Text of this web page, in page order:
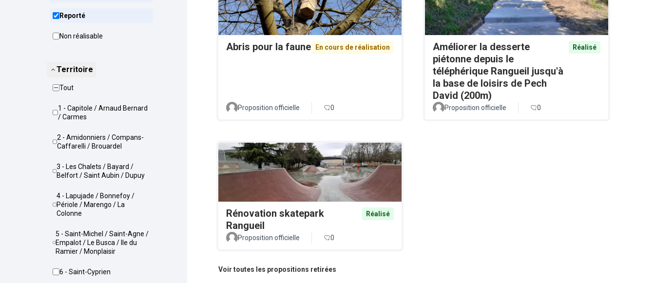
Reporté
Non réalisable
Territoire
Tout
1 - Capitole / Arnaud Bernard
/ Carmes
2 - Amidonniers / Compans-
Caffarelli / Brouardel
3 - Les Chalets / Bayard /
Belfort / Saint Aubin / Dupuy
4 - Lapujade / Bonnefoy /
Périole / Marengo / La
Colonne
5 - Saint-Michel / Saint-Agne /
Empalot / Le Busca / Ile du
Ramier / Monplaisir
6 - Saint-Cyprien
Abris pour la faune En cours de réalisation
Proposition officielle 0
Améliorer la desserte
piétonne depuis le
téléphérique Rangueil jusqu'à
la base de loisirs de Pech
David (200m)
Réalisé
Proposition officielle 0
Rénovation skatepark
Rangueil
Réalisé
Proposition officielle 0
Voir toutes les propositions retirées